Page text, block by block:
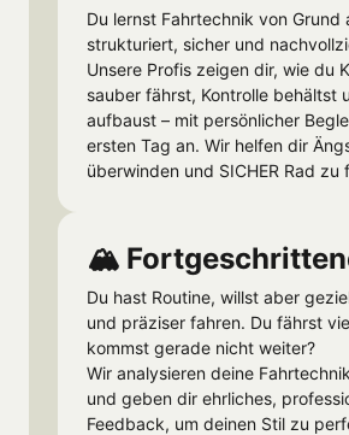
Du lernst Fahrtechnik von Grund
strukturiert, sicher und
Unsere Profis zeigen dir, wie du
sauber fährst, Kontrolle behältst
aufbaust – mit persönlicher
ersten Tag an. Wir helfen dir
überwinden und SICHER Rad zu
🏔
Du hast Routine, willst aber
und präziser fahren. Du fährst
kommst gerade nicht weiter?
Wir analysieren deine
und geben dir ehrliches,
Feedback, um deinen Stil zu